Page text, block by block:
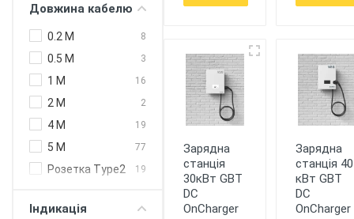
240 кВт (DC) 3
250 кВт (DC) 4
300 кВт 1
Довжина кабелю
0.2 M 8
0.5 M 3
1 M 16
2 M 2
4 M 19
5 M 77
Розетка Type2 19
Індикація
Зарядна
станція
30кВт GBT
DC
OnCharger
Зарядна
станція 40
кВт GBT
DC
OnCharger